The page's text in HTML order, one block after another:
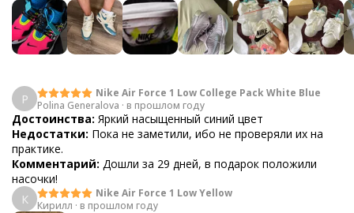
P
Nike Air Force 1 Low College Pack White Blue
Polina Generalova · в прошлом году
Достоинства: Яркий насыщенный синий цвет
Недостатки: Пока не заметили, ибо не проверяли их на
практике.
Комментарий: Дошли за 29 дней, в подарок положили
насочки!
К
Nike Air Force 1 Low Yellow
Кирилл · в прошлом году